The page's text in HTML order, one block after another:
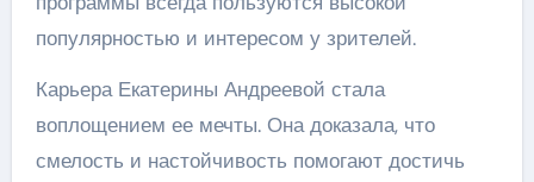
популярностью и интересом у зрителей.
Карьера Екатерины Андреевой стала
воплощением ее мечты. Она доказала, что
смелость и настойчивость помогают достичь